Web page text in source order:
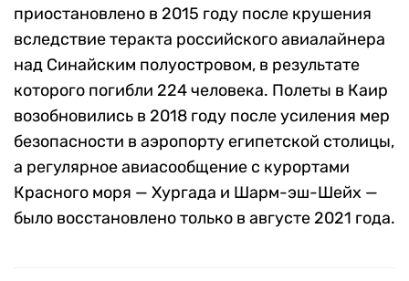
приостановлено в 2015 году после крушения
вследствие теракта российского авиалайнера
над Синайским полуостровом, в результате
которого погибли 224 человека. Полеты в Каир
возобновились в 2018 году после усиления мер
безопасности в аэропорту египетской столицы,
а регулярное авиасообщение с курортами
Красного моря — Хургада и Шарм-эш-Шейх —
было восстановлено только в августе 2021 года.